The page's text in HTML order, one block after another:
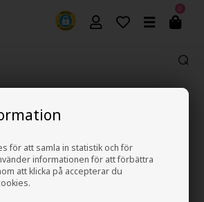
för att samla in statistik och för
informationen för att förbättra
att klicka på accepterar du
0